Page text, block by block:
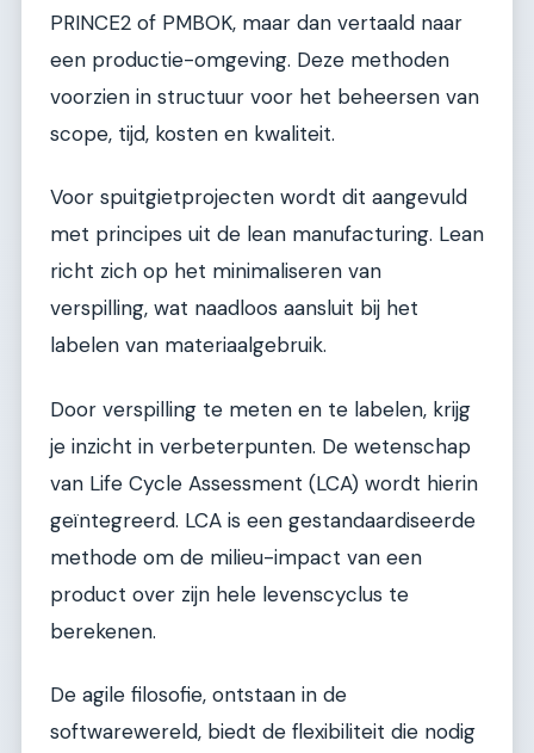
PRINCE2 of PMBOK, maar dan vertaald naar
een productie-omgeving. Deze methoden
voorzien in structuur voor het beheersen van
scope, tijd, kosten en kwaliteit.
Voor spuitgietprojecten wordt dit aangevuld
met principes uit de lean manufacturing. Lean
richt zich op het minimaliseren van
verspilling, wat naadloos aansluit bij het
labelen van materiaalgebruik.
Door verspilling te meten en te labelen, krijg
je inzicht in verbeterpunten. De wetenschap
van Life Cycle Assessment (LCA) wordt hierin
geïntegreerd. LCA is een gestandaardiseerde
methode om de milieu-impact van een
product over zijn hele levenscyclus te
berekenen.
De agile filosofie, ontstaan in de
softwarewereld, biedt de flexibiliteit die nodig